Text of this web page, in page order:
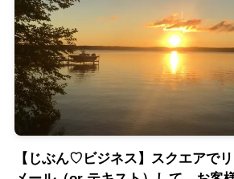
【じぶん♡ビジネス】スクエアでリ